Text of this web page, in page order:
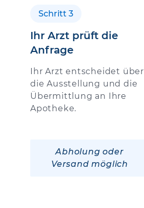
Schritt 3
Ihr Arzt prüft die
Anfrage
Ihr Arzt entscheidet über
die Ausstellung und die
Übermittlung an Ihre
Apotheke.
Abholung oder
Versand möglich